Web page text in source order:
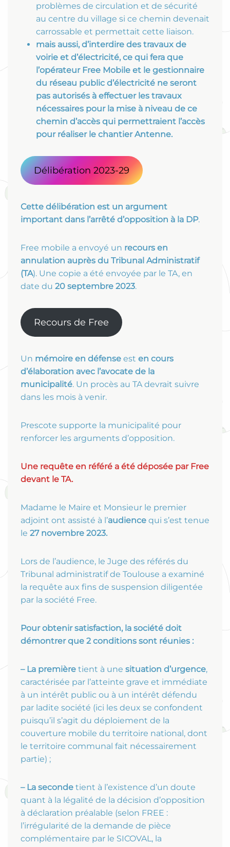
problèmes de circulation et de sécurité
au centre du village si ce chemin devenait
carrossable et permettait cette liaison.
mais aussi, d’interdire des travaux de
voirie et d’électricité, ce qui fera que
l’opérateur Free Mobile et le gestionnaire
du réseau public d’électricité ne seront
pas autorisés à effectuer les travaux
nécessaires pour la mise à niveau de ce
chemin d’accès qui permettraient l’accès
pour réaliser le chantier Antenne.
Délibération 2023-29
Cette délibération est un argument
important dans l’arrêté d’opposition à la DP.
Free mobile a envoyé un recours en
annulation auprès du Tribunal Administratif
(TA). Une copie a été envoyée par le TA, en
date du 20 septembre 2023.
Recours de Free
Un mémoire en défense est en cours
d’élaboration avec l’avocate de la
municipalité. Un procès au TA devrait suivre
dans les mois à venir.
Prescote supporte la municipalité pour
renforcer les arguments d’opposition.
Une requête en référé a été déposée par Free
devant le TA.
Madame le Maire et Monsieur le premier
adjoint ont assisté à l’audience qui s’est tenue
le 27 novembre 2023.
Lors de l’audience, le Juge des référés du
Tribunal administratif de Toulouse a examiné
la requête aux fins de suspension diligentée
par la société Free.
Pour obtenir satisfaction, la société doit
démontrer que 2 conditions sont réunies :
– La première tient à une situation d’urgence,
caractérisée par l’atteinte grave et immédiate
à un intérêt public ou à un intérêt défendu
par ladite société (ici les deux se confondent
puisqu’il s’agit du déploiement de la
couverture mobile du territoire national, dont
le territoire communal fait nécessairement
partie) ;
– La seconde tient à l’existence d’un doute
quant à la légalité de la décision d’opposition
à déclaration préalable (selon FREE :
l’irrégularité de la demande de pièce
complémentaire par le SICOVAL, la